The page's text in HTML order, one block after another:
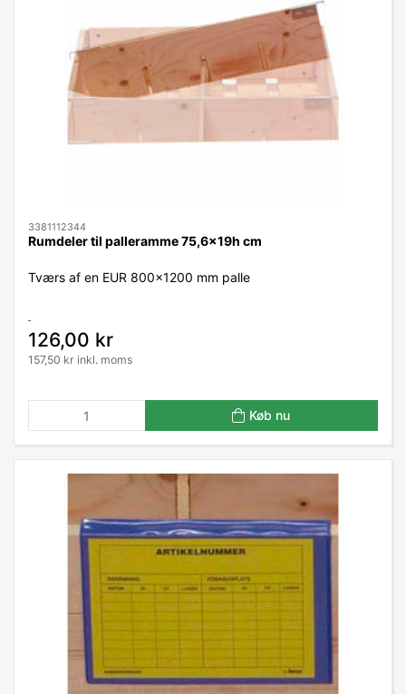
3381112344
Rumdeler til palleramme 75,6x19h cm
Tværs af en EUR 800x1200 mm palle
126,00 kr
157,50 kr inkl. moms
Køb nu